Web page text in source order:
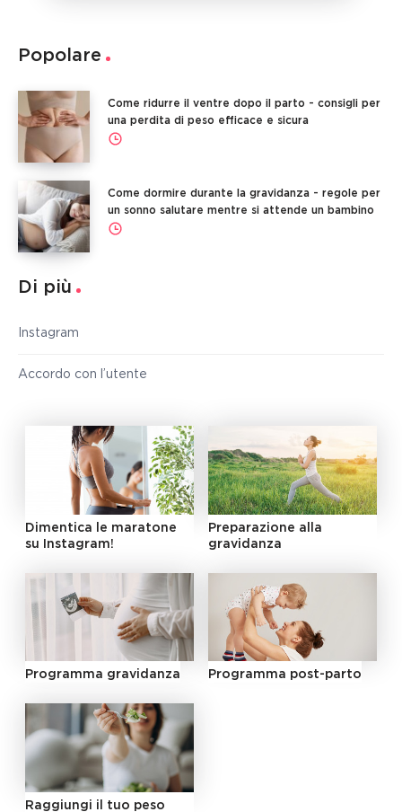
Popolare
Come ridurre il ventre dopo il parto - consigli per
una perdita di peso efficace e sicura
Come dormire durante la gravidanza - regole per
un sonno salutare mentre si attende un bambino
Di più
Instagram
Accordo con l’utente
Dimentica le maratone
su Instagram!
Preparazione alla
gravidanza
Programma gravidanza Programma post-parto
Raggiungi il tuo peso